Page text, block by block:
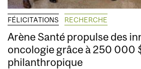
FÉLICITATIONS RECHERCHE
Arène Santé propulse des
oncologie grâce à 250 000
philanthropique